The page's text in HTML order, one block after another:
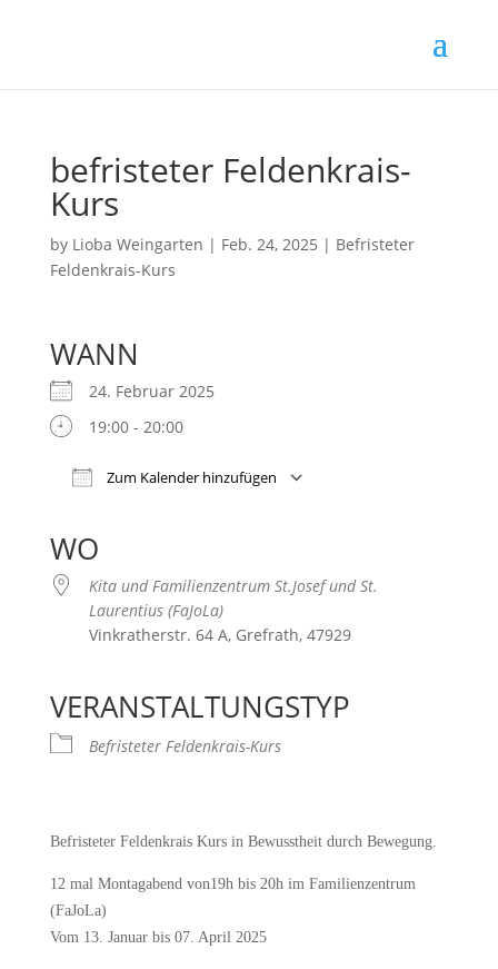
befristeter Feldenkrais-
Kurs
by Lioba Weingarten | Feb. 24, 2025 | Befristeter
Feldenkrais-Kurs
WANN
24. Februar 2025
19:00 - 20:00
Zum Kalender hinzufügen
WO
Kita und Familienzentrum St.Josef und St.
Laurentius (FaJoLa)
Vinkratherstr. 64 A, Grefrath, 47929
VERANSTALTUNGSTYP
Befristeter Feldenkrais-Kurs
Befristeter Feldenkrais Kurs in Bewusstheit durch Bewegung.
12 mal Montagabend von19h bis 20h im Familienzentrum
(FaJoLa)
Vom 13. Januar bis 07. April 2025